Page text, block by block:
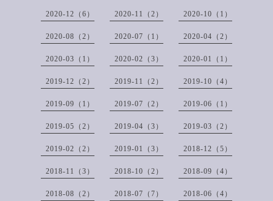
2020-12（6） 2020-11（2） 2020-10（1）
2020-08（2） 2020-07（1） 2020-04（2）
2020-03（1） 2020-02（3） 2020-01（1）
2019-12（2） 2019-11（2） 2019-10（4）
2019-09（1） 2019-07（2） 2019-06（1）
2019-05（2） 2019-04（3） 2019-03（2）
2019-02（2） 2019-01（3） 2018-12（5）
2018-11（3） 2018-10（2） 2018-09（4）
2018-08（2） 2018-07（7） 2018-06（4）